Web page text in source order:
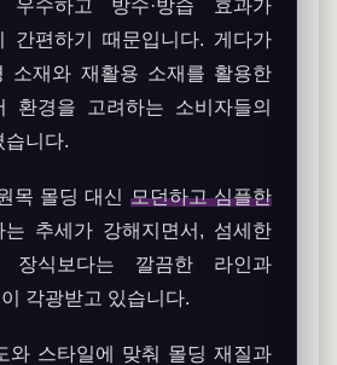
수하고 방수·방습 효과가
간편하기 때문입니다. 게다가
소재와 재활용 소재를 활용한
환경을 고려하는 소비자들의
습니다.
목 몰딩 대신 모던하고 심플한
는 추세가 강해지면서, 섬세한
장식보다는 깔끔한 라인과
각광받고 있습니다.
와 스타일에 맞춰 몰딩 재질과